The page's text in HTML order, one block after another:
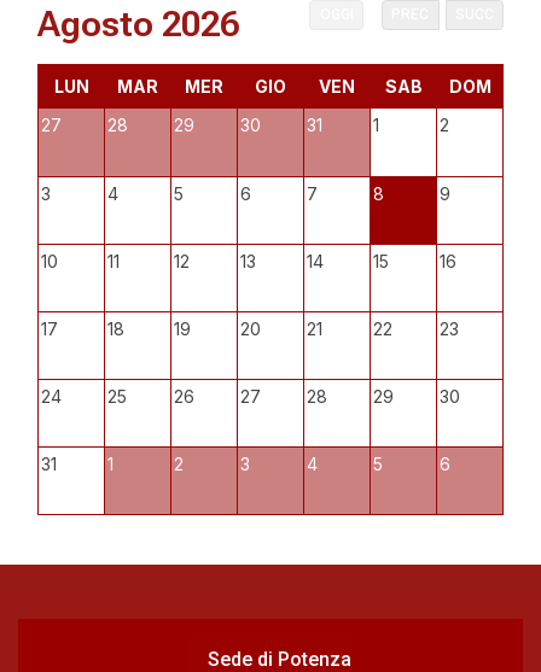
Agosto 2026
LUN MAR MER GIO VEN SAB
DOM
27
28 29 30 31 1 2
3 4 5 6 7 8 9
10 11 12 13 14 15 16
17 18 19 20 21 22 23
24 25 26 27 28 29 30
31 1 2 3 4 5 6
Sede di Potenza